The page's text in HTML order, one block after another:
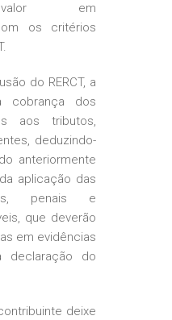
valor em
os critérios
do RERCT, a
cobrança dos
aos tributos,
deduzindo-
anteriormente
aplicação das
penais e
que deverão
em evidências
declaração do
deixe